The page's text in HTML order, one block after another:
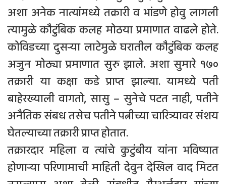
अशा अनेक नात्यांमध्ये तक्रारी व भांडणे होवु लागली
त्यामुळे कौटुंबिक कलह मोठया प्रमाणात वाढले होते.
कोविडच्या दुसर्‍या लाटेमुळे घरातील कौटुंबिक कलह
अजुन मोठ्या प्रमाणात सुरु झाले. अशा सुमारे १७०
तक्रारी या कक्षा कडे प्राप्त झाल्या. यामध्ये पती
बाहेरख्याली वागतो, सासु – सुनेचे पटत नाही, पतीने
अनैतिक संबध तसेच पतीने पत्नीच्या चारित्र्यावर संशय
घेतल्याच्या तक्रारी प्राप्त होतात.
तक्रारदार महिला व त्यांचे कुटुंबीय यांना भविष्यात
होणार्‍या परिणामाची माहिती देवुन देखिल वाद मिटत